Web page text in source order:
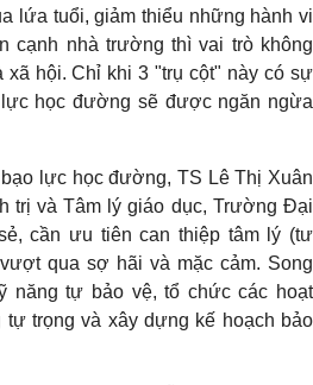
lứa tuổi, giảm thiểu những hành vi
cạnh nhà trường thì vai trò không
xã hội. Chỉ khi 3 "trụ cột" này có sự
học đường sẽ được ngăn ngừa
lực học đường, TS Lê Thị Xuân
trị và Tâm lý giáo dục, Trường Đại
cần ưu tiên can thiệp tâm lý (tư
qua sợ hãi và mặc cảm. Song
năng tự bảo vệ, tổ chức các hoạt
trọng và xây dựng kế hoạch bảo